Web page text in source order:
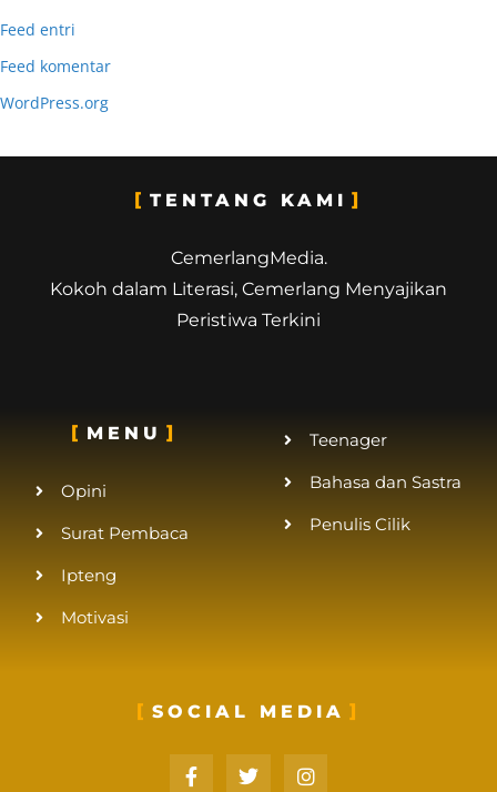
Feed entri
Feed komentar
WordPress.org
TENTANG KAMI
CemerlangMedia.
Kokoh dalam Literasi, Cemerlang Menyajikan
Peristiwa Terkini
MENU
Opini
Surat Pembaca
Ipteng
Motivasi
Teenager
Bahasa dan Sastra
Penulis Cilik
SOCIAL MEDIA